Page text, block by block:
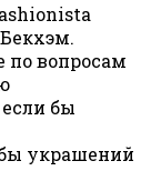
по вопросам
бы
украшений